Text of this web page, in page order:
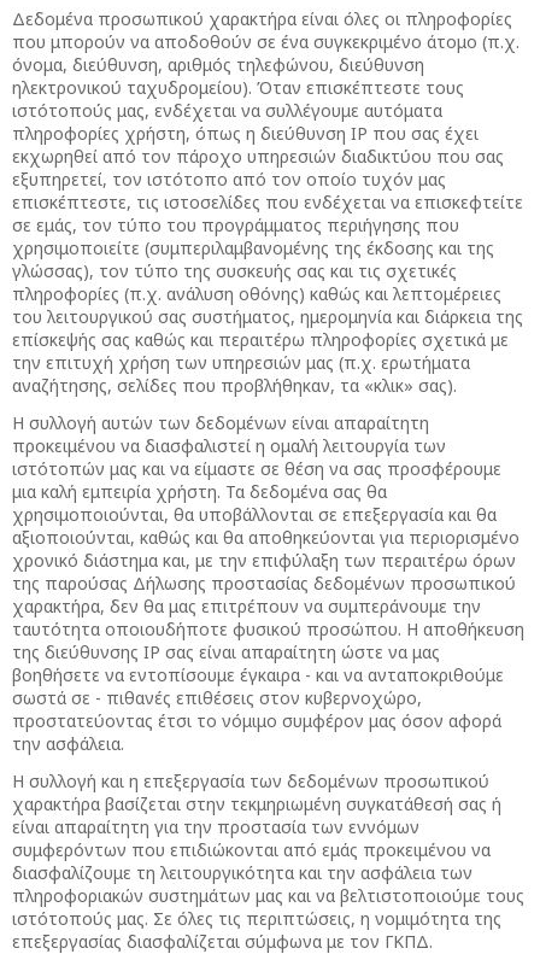
Δεδομένα προσωπικού χαρακτήρα είναι όλες οι πληροφορίες
που μπορούν να αποδοθούν σε ένα συγκεκριμένο άτομο (π.χ.
όνομα, διεύθυνση, αριθμός τηλεφώνου, διεύθυνση
ηλεκτρονικού ταχυδρομείου). Όταν επισκέπτεστε τους
ιστότοπούς μας, ενδέχεται να συλλέγουμε αυτόματα
πληροφορίες χρήστη, όπως η διεύθυνση IP που σας έχει
εκχωρηθεί από τον πάροχο υπηρεσιών διαδικτύου που σας
εξυπηρετεί, τον ιστότοπο από τον οποίο τυχόν μας
επισκέπτεστε, τις ιστοσελίδες που ενδέχεται να επισκεφτείτε
σε εμάς, τον τύπο του προγράμματος περιήγησης που
χρησιμοποιείτε (συμπεριλαμβανομένης της έκδοσης και της
γλώσσας), τον τύπο της συσκευής σας και τις σχετικές
πληροφορίες (π.χ. ανάλυση οθόνης) καθώς και λεπτομέρειες
του λειτουργικού σας συστήματος, ημερομηνία και διάρκεια της
επίσκεψής σας καθώς και περαιτέρω πληροφορίες σχετικά με
την επιτυχή χρήση των υπηρεσιών μας (π.χ. ερωτήματα
αναζήτησης, σελίδες που προβλήθηκαν, τα «κλικ» σας).
Η συλλογή αυτών των δεδομένων είναι απαραίτητη
προκειμένου να διασφαλιστεί η ομαλή λειτουργία των
ιστότοπών μας και να είμαστε σε θέση να σας προσφέρουμε
μια καλή εμπειρία χρήστη. Τα δεδομένα σας θα
χρησιμοποιούνται, θα υποβάλλονται σε επεξεργασία και θα
αξιοποιούνται, καθώς και θα αποθηκεύονται για περιορισμένο
χρονικό διάστημα και, με την επιφύλαξη των περαιτέρω όρων
της παρούσας Δήλωσης προστασίας δεδομένων προσωπικού
χαρακτήρα, δεν θα μας επιτρέπουν να συμπεράνουμε την
ταυτότητα οποιουδήποτε φυσικού προσώπου. Η αποθήκευση
της διεύθυνσης IP σας είναι απαραίτητη ώστε να μας
βοηθήσετε να εντοπίσουμε έγκαιρα - και να ανταποκριθούμε
σωστά σε - πιθανές επιθέσεις στον κυβερνοχώρο,
προστατεύοντας έτσι το νόμιμο συμφέρον μας όσον αφορά
την ασφάλεια.
Η συλλογή και η επεξεργασία των δεδομένων προσωπικού
χαρακτήρα βασίζεται στην τεκμηριωμένη συγκατάθεσή σας ή
είναι απαραίτητη για την προστασία των εννόμων
συμφερόντων που επιδιώκονται από εμάς προκειμένου να
διασφαλίζουμε τη λειτουργικότητα και την ασφάλεια των
πληροφοριακών συστημάτων μας και να βελτιστοποιούμε τους
ιστότοπούς μας. Σε όλες τις περιπτώσεις, η νομιμότητα της
επεξεργασίας διασφαλίζεται σύμφωνα με τον ΓΚΠΔ.